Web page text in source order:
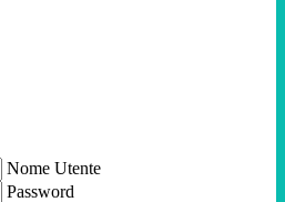
Nome Utente
Password